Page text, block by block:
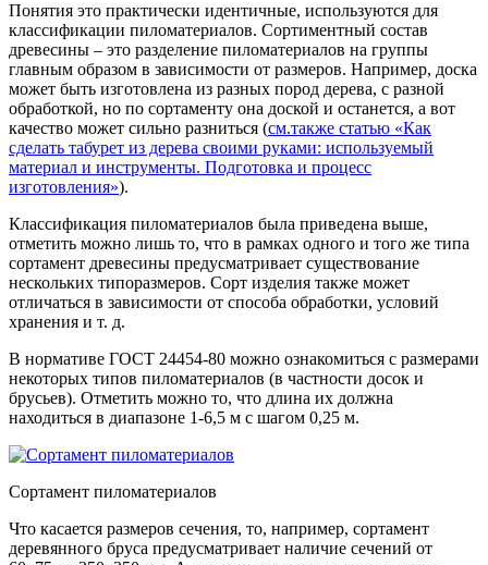
Понятия это практически идентичные, используются для
классификации пиломатериалов. Сортиментный состав
древесины – это разделение пиломатериалов на группы
главным образом в зависимости от размеров. Например, доска
может быть изготовлена из разных пород дерева, с разной
обработкой, но по сортаменту она доской и останется, а вот
качество может сильно разниться (см.также статью «Как
сделать табурет из дерева своими руками: используемый
материал и инструменты. Подготовка и процесс
изготовления»).
Классификация пиломатериалов была приведена выше,
отметить можно лишь то, что в рамках одного и того же типа
сортамент древесины предусматривает существование
нескольких типоразмеров. Сорт изделия также может
отличаться в зависимости от способа обработки, условий
хранения и т. д.
В нормативе ГОСТ 24454-80 можно ознакомиться с размерами
некоторых типов пиломатериалов (в частности досок и
брусьев). Отметить можно то, что длина их должна
находиться в диапазоне 1-6,5 м с шагом 0,25 м.
Сортамент пиломатериалов
Что касается размеров сечения, то, например, сортамент
деревянного бруса предусматривает наличие сечений от